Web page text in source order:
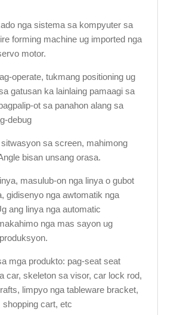
nga sistema sa kompyuter sa
forming machine ug imported nga
motor.
operate, tukmang positioning ug
gatusan ka lainlaing pamaagi sa
ot sa panahon alang sa
debug
sa screen, mahimong
bisan unsang orasa.
masulub-on nga linya o gubot
gidisenyo nga awtomatik nga
ang linya nga automatic
nga mas sayon ug
mga produkto: pag-seat seat
car, skeleton sa visor, car lock rod,
limpyo nga tableware bracket,
shopping cart, etc